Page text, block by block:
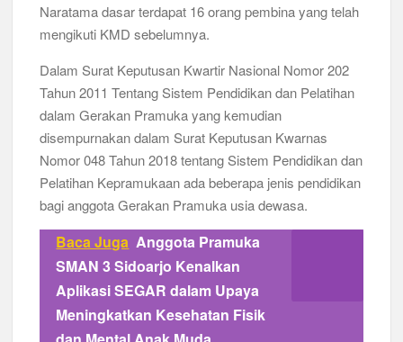
Naratama dasar terdapat 16 orang pembina yang telah
mengikuti KMD sebelumnya.
Dalam Surat Keputusan Kwartir Nasional Nomor 202
Tahun 2011 Tentang Sistem Pendidikan dan Pelatihan
dalam Gerakan Pramuka yang kemudian
disempurnakan dalam Surat Keputusan Kwarnas
Nomor 048 Tahun 2018 tentang Sistem Pendidikan dan
Pelatihan Kepramukaan ada beberapa jenis pendidikan
bagi anggota Gerakan Pramuka usia dewasa.
Baca Juga Anggota Pramuka
SMAN 3 Sidoarjo Kenalkan
Aplikasi SEGAR dalam Upaya
Meningkatkan Kesehatan Fisik